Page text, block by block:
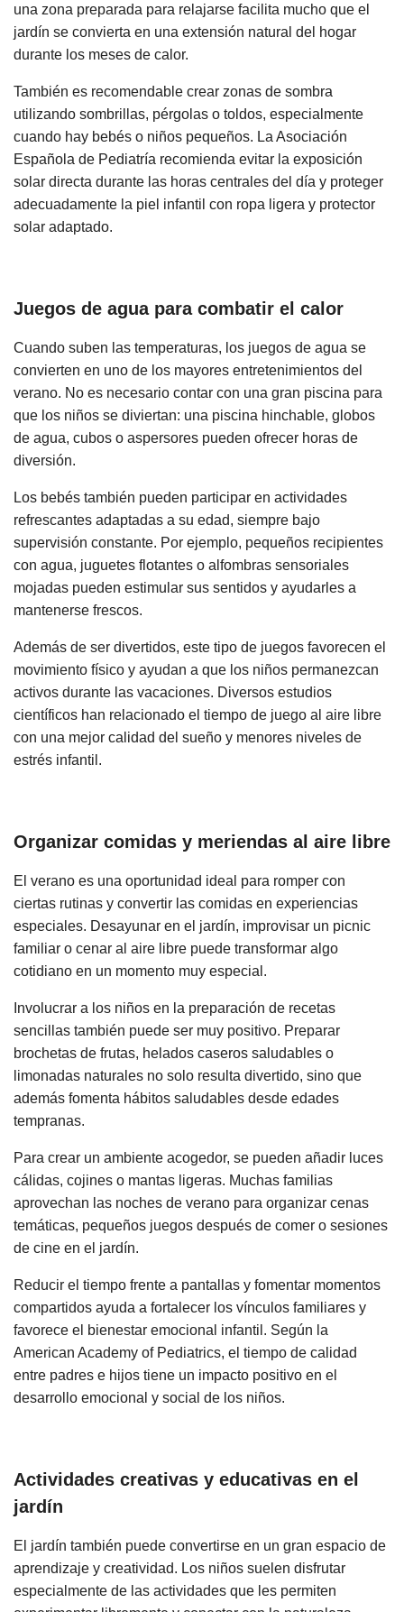
una zona preparada para relajarse facilita mucho que el
jardín se convierta en una extensión natural del hogar
durante los meses de calor.
También es recomendable crear zonas de sombra
utilizando sombrillas, pérgolas o toldos, especialmente
cuando hay bebés o niños pequeños. La Asociación
Española de Pediatría recomienda evitar la exposición
solar directa durante las horas centrales del día y proteger
adecuadamente la piel infantil con ropa ligera y protector
solar adaptado.
Juegos de agua para combatir el calor
Cuando suben las temperaturas, los juegos de agua se
convierten en uno de los mayores entretenimientos del
verano. No es necesario contar con una gran piscina para
que los niños se diviertan: una piscina hinchable, globos
de agua, cubos o aspersores pueden ofrecer horas de
diversión.
Los bebés también pueden participar en actividades
refrescantes adaptadas a su edad, siempre bajo
supervisión constante. Por ejemplo, pequeños recipientes
con agua, juguetes flotantes o alfombras sensoriales
mojadas pueden estimular sus sentidos y ayudarles a
mantenerse frescos.
Además de ser divertidos, este tipo de juegos favorecen el
movimiento físico y ayudan a que los niños permanezcan
activos durante las vacaciones. Diversos estudios
científicos han relacionado el tiempo de juego al aire libre
con una mejor calidad del sueño y menores niveles de
estrés infantil.
Organizar comidas y meriendas al aire libre
El verano es una oportunidad ideal para romper con
ciertas rutinas y convertir las comidas en experiencias
especiales. Desayunar en el jardín, improvisar un picnic
familiar o cenar al aire libre puede transformar algo
cotidiano en un momento muy especial.
Involucrar a los niños en la preparación de recetas
sencillas también puede ser muy positivo. Preparar
brochetas de frutas, helados caseros saludables o
limonadas naturales no solo resulta divertido, sino que
además fomenta hábitos saludables desde edades
tempranas.
Para crear un ambiente acogedor, se pueden añadir luces
cálidas, cojines o mantas ligeras. Muchas familias
aprovechan las noches de verano para organizar cenas
temáticas, pequeños juegos después de comer o sesiones
de cine en el jardín.
Reducir el tiempo frente a pantallas y fomentar momentos
compartidos ayuda a fortalecer los vínculos familiares y
favorece el bienestar emocional infantil. Según la
American Academy of Pediatrics, el tiempo de calidad
entre padres e hijos tiene un impacto positivo en el
desarrollo emocional y social de los niños.
Actividades creativas y educativas en el
jardín
El jardín también puede convertirse en un gran espacio de
aprendizaje y creatividad. Los niños suelen disfrutar
especialmente de las actividades que les permiten